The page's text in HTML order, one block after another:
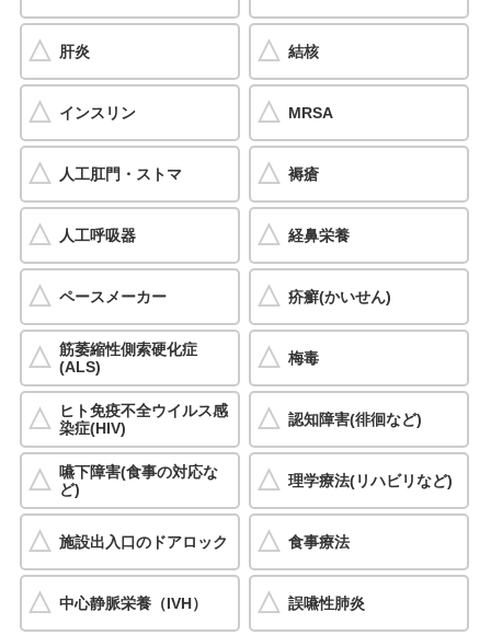
肝炎 結核
インスリン MRSA
人工肛門・ストマ 褥瘡
人工呼吸器 経鼻栄養
ペースメーカー 疥癬(かいせん)
筋萎縮性側索硬化症
(ALS)
梅毒
ヒト免疫不全ウイルス感
染症(HIV)
認知障害(徘徊など)
嚥下障害(食事の対応な
ど)
理学療法(リハビリなど)
施設出入口のドアロック 食事療法
中心静脈栄養（IVH） 誤嚥性肺炎